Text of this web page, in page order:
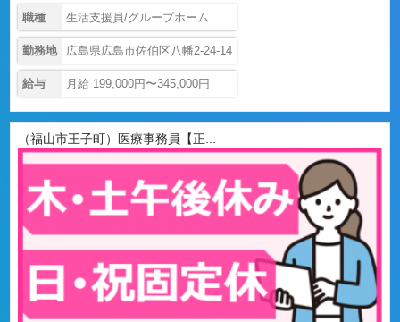
職種 生活支援員/グループホーム
勤務地 広島県広島市佐伯区八幡2-24-14
給与 月給 199,000円〜345,000円
（福山市王子町）医療事務員【正...